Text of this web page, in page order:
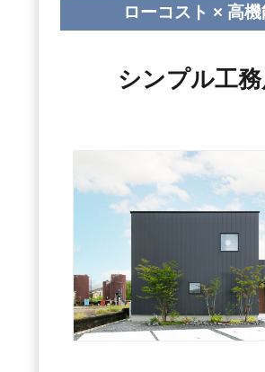
ローコスト × 高
シンプル工